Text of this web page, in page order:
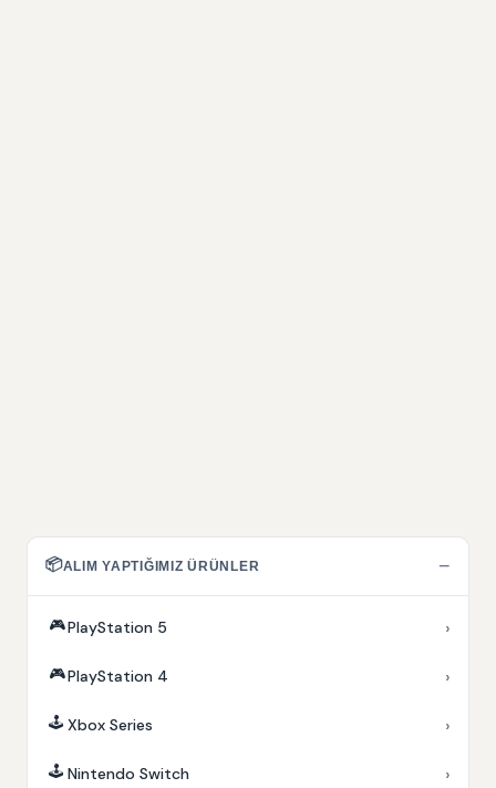
📦ALIM YAPTIĞIMIZ ÜRÜNLER −
🎮PlayStation 5 ›
🎮PlayStation 4 ›
🕹️ Xbox Series ›
🕹️ Nintendo Switch ›